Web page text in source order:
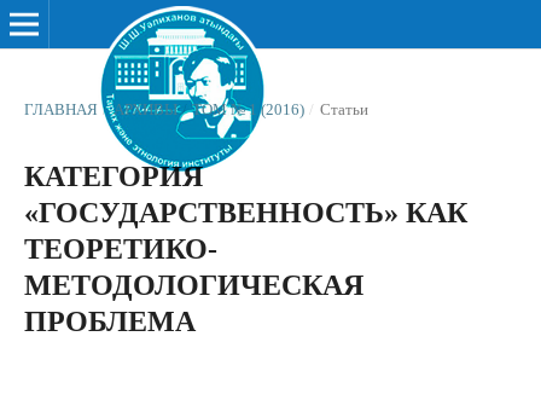
ГЛАВНАЯ / АРХИВЫ / ТОМ № 1 (2016) / Статьи
КАТЕГОРИЯ
«ГОСУДАРСТВЕННОСТЬ» КАК
ТЕОРЕТИКО-
МЕТОДОЛОГИЧЕСКАЯ
ПРОБЛЕМА